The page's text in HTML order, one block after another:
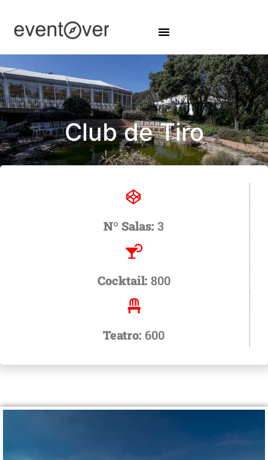
Club de Tiro
Nº Salas: 3
Cocktail: 800
Teatro: 600